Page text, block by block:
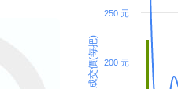
成交價(每把) 200 元
250 元